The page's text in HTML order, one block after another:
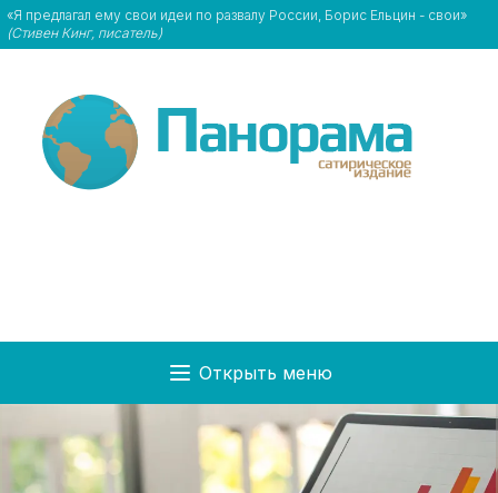
«Я предлагал ему свои идеи по развалу России, Борис Ельцин - свои»
(Стивен Кинг, писатель)
Открыть меню